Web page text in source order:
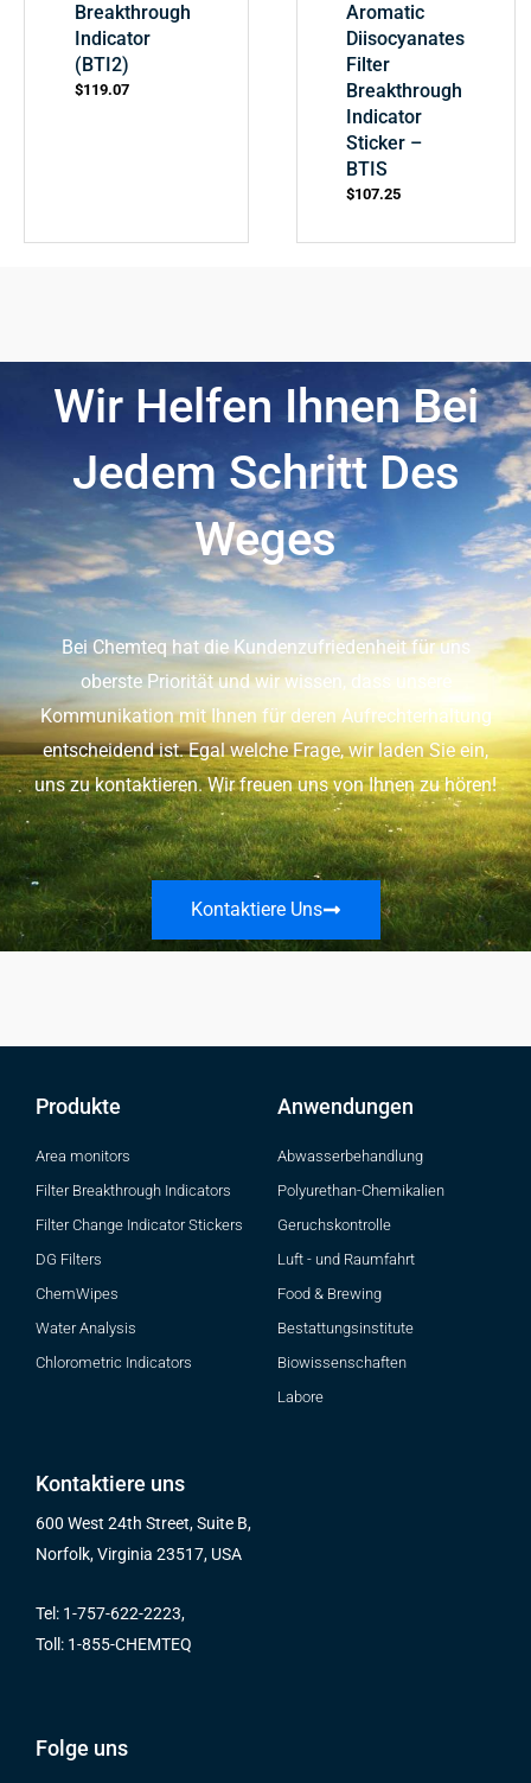
Breakthrough
Indicator
(BTI2)
$119.07
Aromatic
Diisocyanates
Filter
Breakthrough
Indicator
Sticker –
BTIS
$107.25
Wir Helfen Ihnen Bei
Jedem Schritt Des
Weges
Bei Chemteq hat die Kundenzufriedenheit für uns
oberste Priorität und wir wissen, dass unsere
Kommunikation mit Ihnen für deren Aufrechterhaltung
entscheidend ist. Egal welche Frage, wir laden Sie ein,
uns zu kontaktieren. Wir freuen uns von Ihnen zu hören!
Kontaktiere Uns
Produkte
Area monitors
Filter Breakthrough Indicators
Filter Change Indicator Stickers
DG Filters
ChemWipes
Water Analysis
Chlorometric Indicators
Anwendungen
Abwasserbehandlung
Polyurethan-Chemikalien
Geruchskontrolle
Luft - und Raumfahrt
Food & Brewing
Bestattungsinstitute
Biowissenschaften
Labore
Kontaktiere uns
600 West 24th Street, Suite B,
Norfolk, Virginia 23517, USA
Tel: 1-757-622-2223,
Toll: 1-855-CHEMTEQ
Folge uns